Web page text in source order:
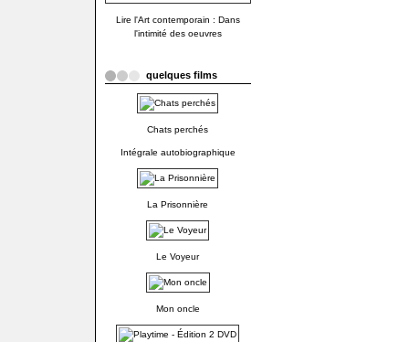
Lire l'Art contemporain : Dans
l'intimité des oeuvres
quelques films
Chats perchés
Intégrale autobiographique
La Prisonnière
Le Voyeur
Mon oncle